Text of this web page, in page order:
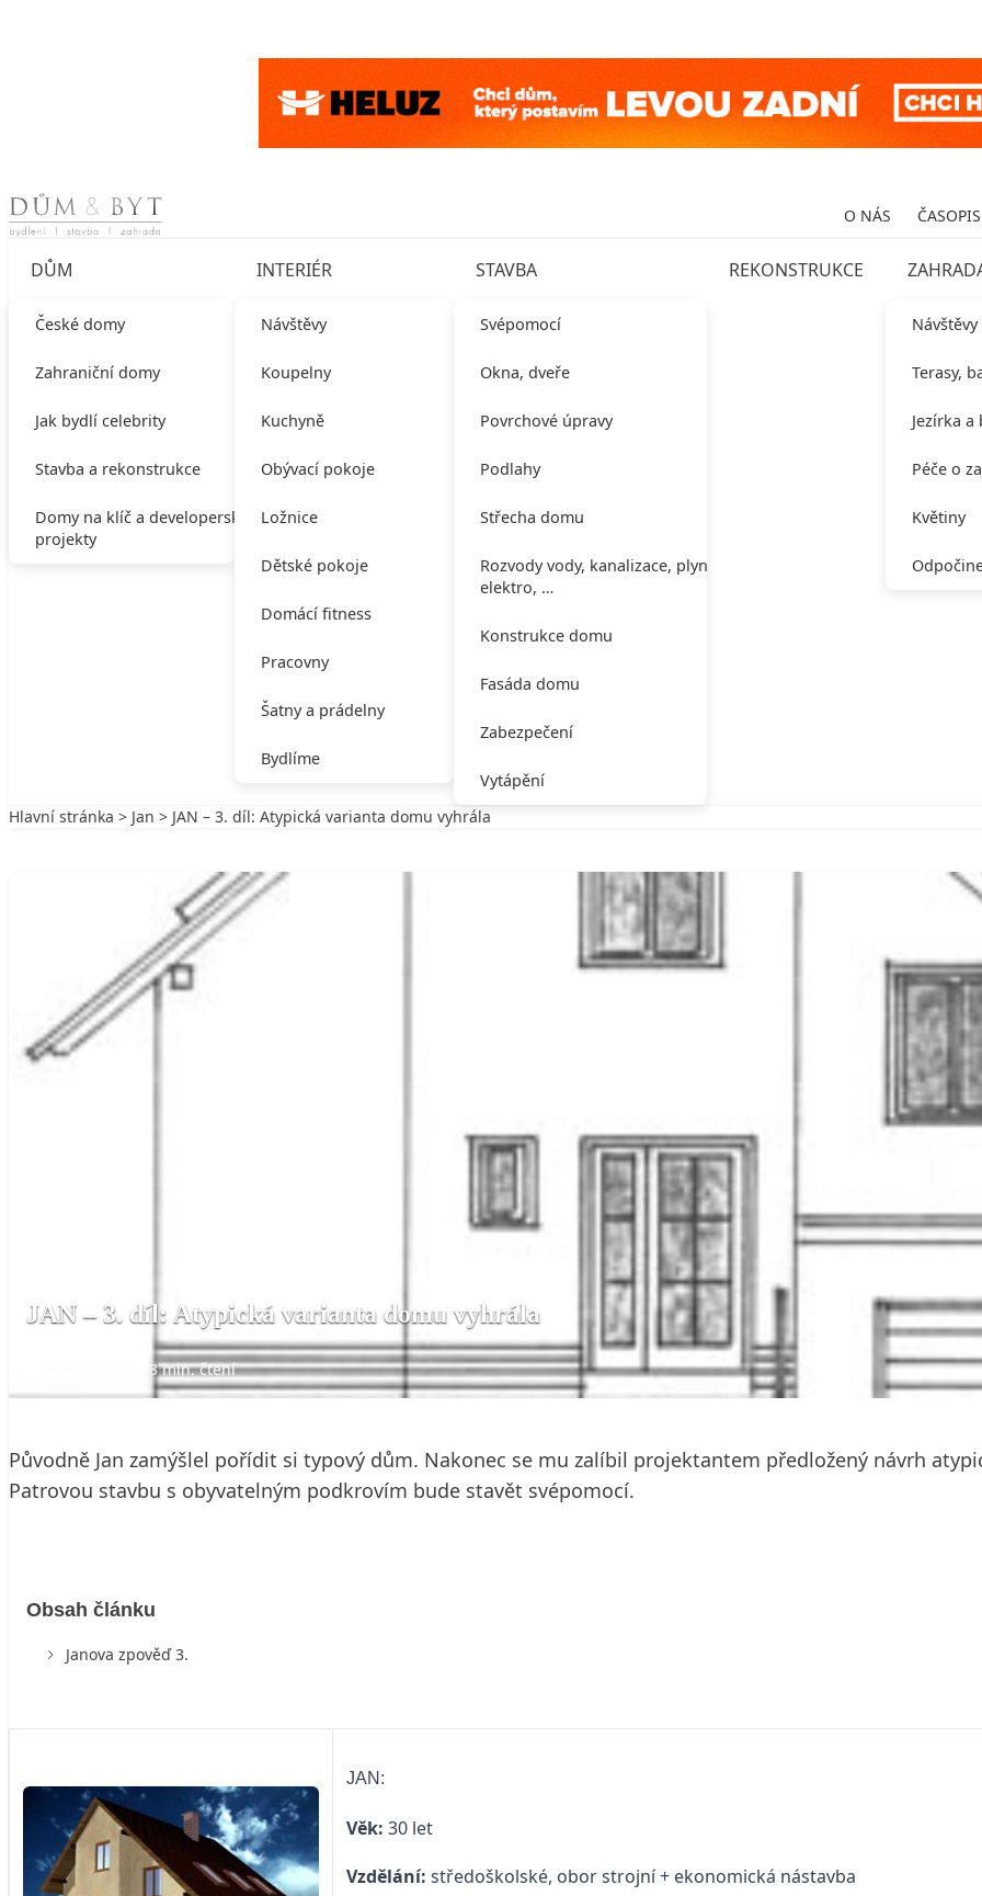
Skip to content O NÁS ČASOPIS
DŮM
České domy
Zahraniční domy
Jak bydlí celebrity
Stavba a rekonstrukce
Domy na klíč a developerské
projekty
INTERIÉR
Návštěvy
Koupelny
Kuchyně
Obývací pokoje
Ložnice
Dětské pokoje
Domácí fitness
Pracovny
Šatny a prádelny
Bydlíme
STAVBA
Svépomocí
Okna, dveře
Povrchové úpravy
Podlahy
Střecha domu
Rozvody vody, kanalizace, plynu,
elektro, …
Konstrukce domu
Fasáda domu
Zabezpečení
Vytápění
REKONSTRUKCE
Terasy,
Jezírka a
Péče o
Květiny
Hlavní stránka > Jan > JAN – 3. díl: Atypická varianta domu vyhrála
JAN – 3. díl: Atypická varianta domu vyhrála
3 min. čtení
Původně Jan zamýšlel pořídit si typový dům. Nakonec se mu zalíbil projektantem předložený návrh
Patrovou stavbu s obyvatelným podkrovím bude stavět svépomocí.
Obsah článku
Janova zpověď 3.
JAN:
Věk: 30 let
Vzdělání: středoškolské, obor strojní + ekonomická nástavba